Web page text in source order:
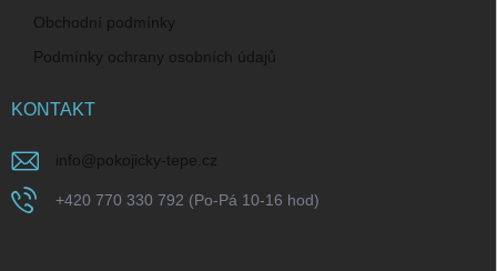
Obchodní podmínky
Podmínky ochrany osobních údajů
KONTAKT
info@pokojicky-tepe.cz
+420 770 330 792 (Po-Pá 10-16 hod)